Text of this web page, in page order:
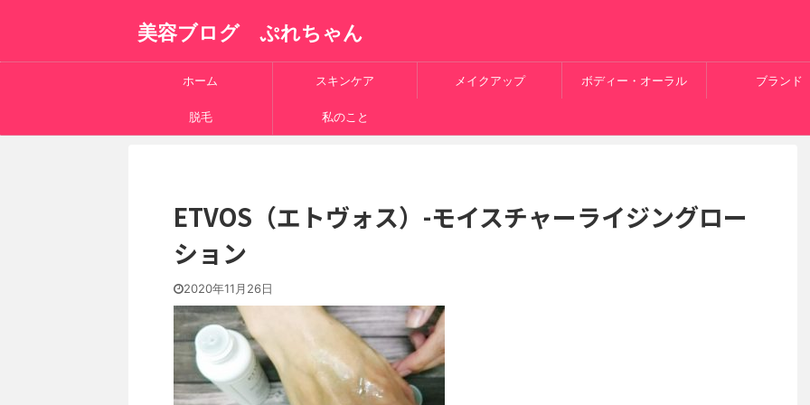
美容ブログ ぷれちゃん
ホーム スキンケア メイクアップ ボディー・オーラル ブランド
脱毛 私のこと
ETVOS（エトヴォス）-モイスチャーライジングロー
ション
2020年11月26日